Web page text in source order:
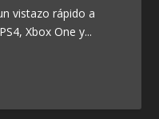
vistazo rápido a
Xbox One y...